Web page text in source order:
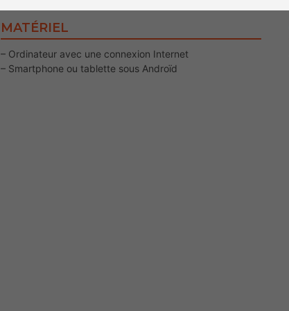
MATÉRIEL
– Ordinateur avec une connexion Internet
– Smartphone ou tablette sous Androïd